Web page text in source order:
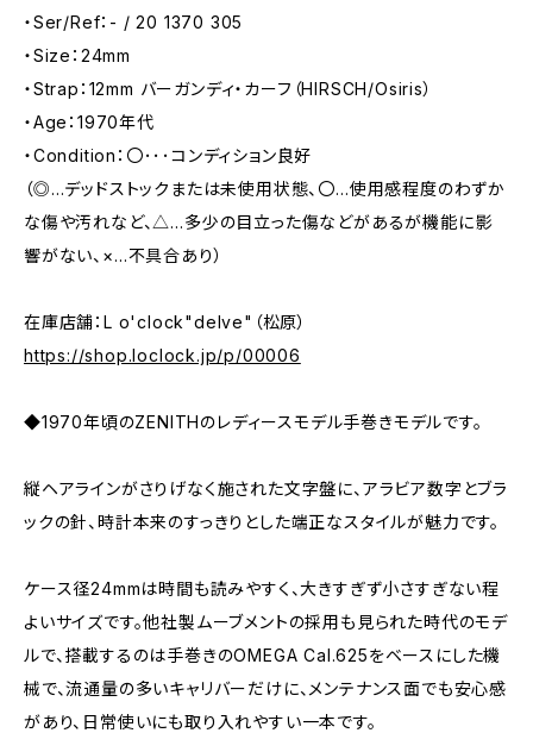
・Ser/Ref：- / 20 1370 305
・Size：24mm
・Strap：12mm バーガンディ・カーフ（HIRSCH/Osiris）
・Age：1970年代
・Condition：〇･･･コンディション良好
（◎…デッドストックまたは未使用状態、〇…使用感程度のわずか
な傷や汚れなど、△…多少の目立った傷などがあるが機能に影
響がない、×…不具合あり）
在庫店舗：L o'clock"delve"（松原）
https://shop.loclock.jp/p/00006
◆1970年頃のZENITHのレディースモデル手巻きモデルです。
縦ヘアラインがさりげなく施された文字盤に、アラビア数字とブラ
ックの針、時計本来のすっきりとした端正なスタイルが魅力です。
ケース径24mmは時間も読みやすく、大きすぎず小さすぎない程
よいサイズです。他社製ムーブメントの採用も見られた時代のモデ
ルで、搭載するのは手巻きのOMEGA Cal.625をベースにした機
械で、流通量の多いキャリバーだけに、メンテナンス面でも安心感
があり、日常使いにも取り入れやすい一本です。